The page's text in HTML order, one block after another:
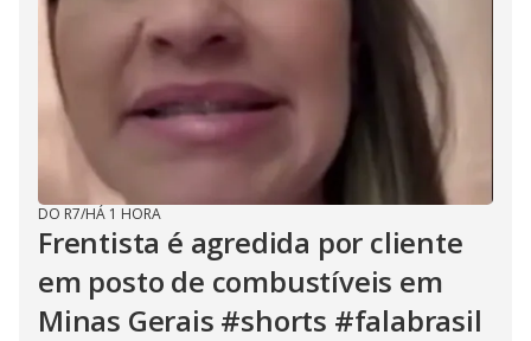
DO R7/HÁ 1 HORA
Frentista é agredida por cliente
em posto de combustíveis em
Minas Gerais #shorts #falabrasil